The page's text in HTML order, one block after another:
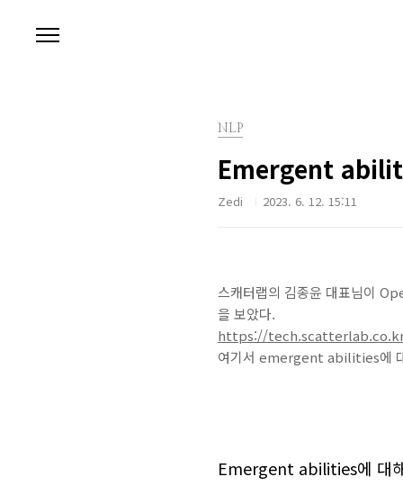
NLP
Emergent
Zedi 2023. 6. 12. 15:11
스캐터랩의 김종윤 대표님이
을 보았다.
https://
여기서 emergent abilities에
Emergent abilities에 대